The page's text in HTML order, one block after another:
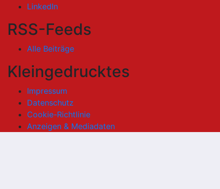
LinkedIn
RSS-Feeds
Alle Beiträge
Kleingedrucktes
Impressum
Datenschutz
Cookie-Richtlinie
Anzeigen & Mediadaten